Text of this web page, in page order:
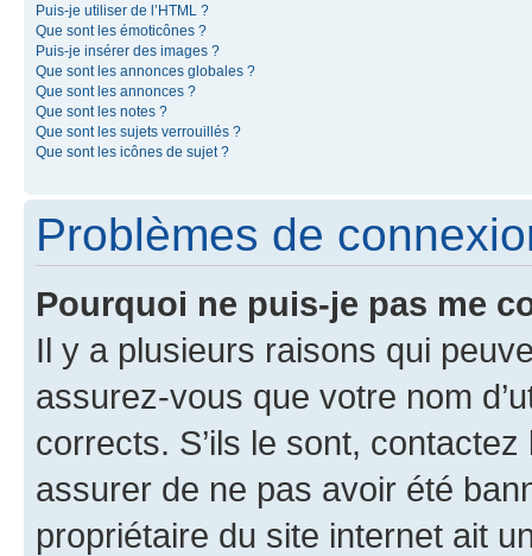
Puis-je utiliser de l’HTML ?
Que sont les émoticônes ?
Puis-je insérer des images ?
Que sont les annonces globales ?
Que sont les annonces ?
Que sont les notes ?
Que sont les sujets verrouillés ?
Que sont les icônes de sujet ?
Problèmes de
Pourquoi ne puis-je pas me
Il y a plusieurs raisons qui
assurez-vous que votre nom
corrects. S’ils le sont,
assurer de ne pas avoir été
propriétaire du site internet ait